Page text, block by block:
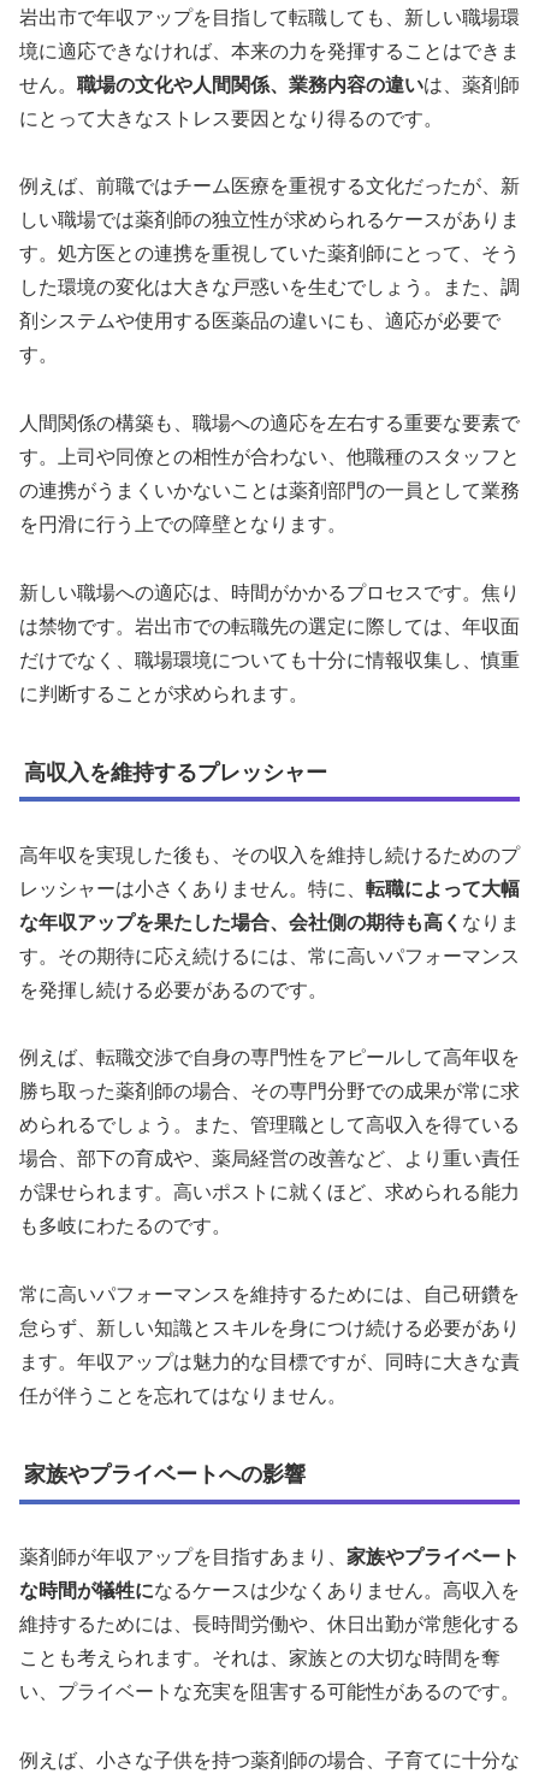
岩出市で年収アップを目指して転職しても、新しい職場環
境に適応できなければ、本来の力を発揮することはできま
せん。 職場の文化や人間関係、業務内容の違いは、薬剤師
にとって大きなストレス要因となり得るのです。
例えば、前職ではチーム医療を重視する文化だったが、新
しい職場では薬剤師の独立性が求められるケースがありま
す。処方医との連携を重視していた薬剤師にとって、そう
した環境の変化は大きな戸惑いを生むでしょう。また、調
剤システムや使用する医薬品の違いにも、適応が必要で
す。
人間関係の構築も、職場への適応を左右する重要な要素で
す。上司や同僚との相性が合わない、他職種のスタッフと
の連携がうまくいかないことは薬剤部門の一員として業務
を円滑に行う上での障壁となります。
新しい職場への適応は、時間がかかるプロセスです。焦り
は禁物です。岩出市での転職先の選定に際しては、年収面
だけでなく、職場環境についても十分に情報収集し、慎重
に判断することが求められます。
高収入を維持するプレッシャー
高年収を実現した後も、その収入を維持し続けるためのプ
レッシャーは小さくありません。特に、 転職によって大幅
な年収アップを果たした場合、会社側の期待も高く なりま
す。その期待に応え続けるには、常に高いパフォーマンス
を発揮し続ける必要があるのです。
例えば、転職交渉で自身の専門性をアピールして高年収を
勝ち取った薬剤師の場合、その専門分野での成果が常に求
められるでしょう。また、管理職として高収入を得ている
場合、部下の育成や、薬局経営の改善など、より重い責任
が課せられます。高いポストに就くほど、求められる能力
も多岐にわたるのです。
常に高いパフォーマンスを維持するためには、自己研鑽を
怠らず、新しい知識とスキルを身につけ続ける必要があり
ます。年収アップは魅力的な目標ですが、同時に大きな責
任が伴うことを忘れてはなりません。
家族やプライベートへの影響
薬剤師が年収アップを目指すあまり、 家族やプライベート
な時間が犠牲になるケースは少なくありません。高収入を
維持するためには、長時間労働や、休日出勤が常態化する
ことも考えられます。それは、家族との大切な時間を奪
い、プライベートな充実を阻害する可能性があるのです。
例えば、小さな子供を持つ薬剤師の場合、子育てに十分な